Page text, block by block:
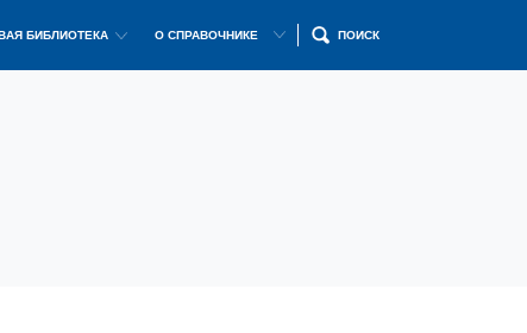
БИБЛИОТЕКА О СПРАВОЧНИКЕ ПОИСК